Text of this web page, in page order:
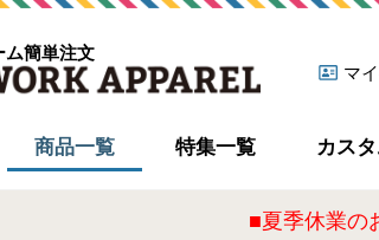
ム簡単注文
マ
商品一覧 特集一覧 カス
■夏季休業の